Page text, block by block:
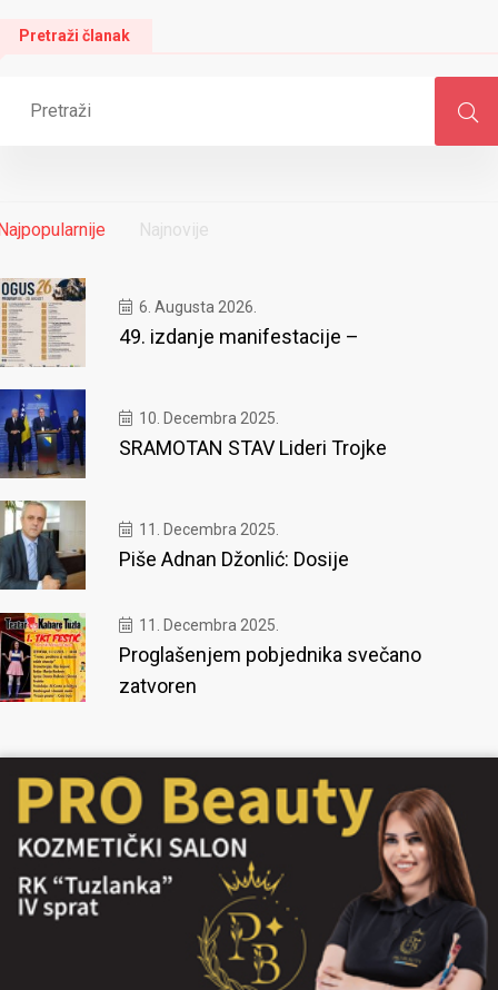
Pretraži članak
Najnovije
6. Augusta 2026.
49. izdanje manifestacije –
10. Decembra 2025.
SRAMOTAN STAV Lideri Trojke
11. Decembra 2025.
Piše Adnan Džonlić: Dosije
11. Decembra 2025.
Proglašenjem pobjednika svečano
zatvoren